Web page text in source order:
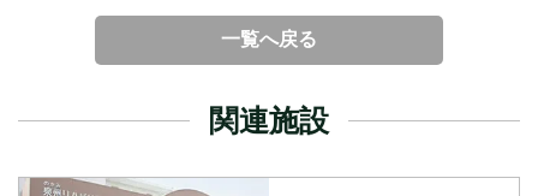
一覧へ戻る
関連施設